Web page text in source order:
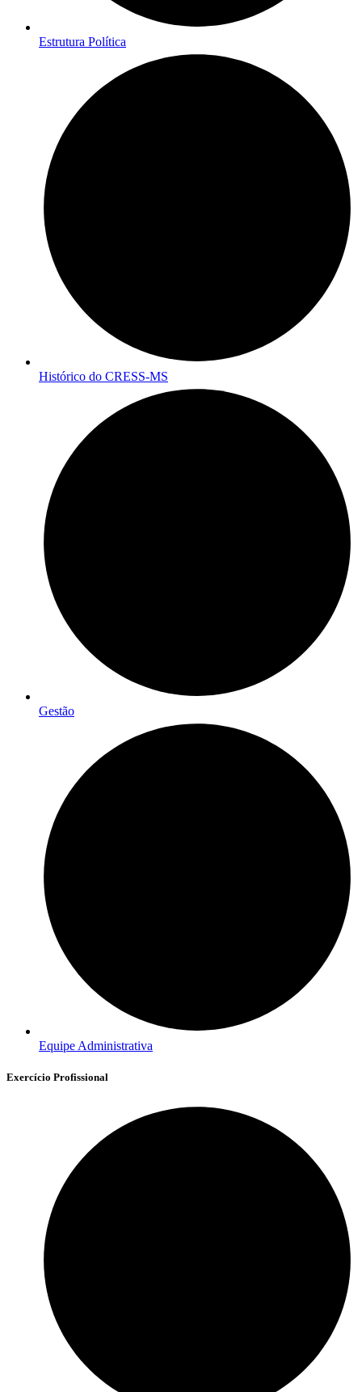
Estrutura Política
Histórico do CRESS-MS
Gestão
Equipe Administrativa
Exercício Profissional